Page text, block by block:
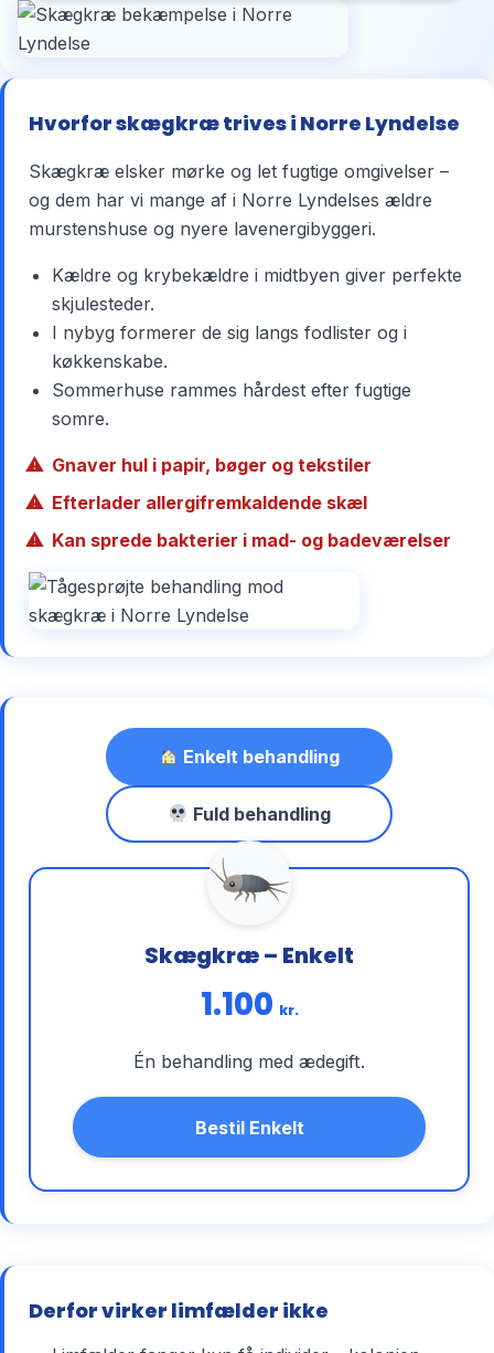
Hvorfor skægkræ trives i Norre Lyndelse
Skægkræ elsker mørke og let fugtige omgivelser –
og dem har vi mange af i Norre Lyndelses ældre
murstenshuse og nyere lavenergibyggeri.
Kældre og krybekældre i midtbyen giver perfekte
skjulesteder.
I nybyg formerer de sig langs fodlister og i
køkkenskabe.
Sommerhuse rammes hårdest efter fugtige
somre.
Gnaver hul i papir, bøger og tekstiler
Efterlader allergifremkaldende skæl
Kan sprede bakterier i mad- og badeværelser
Enkelt behandling
Fuld behandling
Skægkræ – Enkelt
1.100 kr.
Én behandling med ædegift.
Bestil Enkelt
Derfor virker limfælder ikke